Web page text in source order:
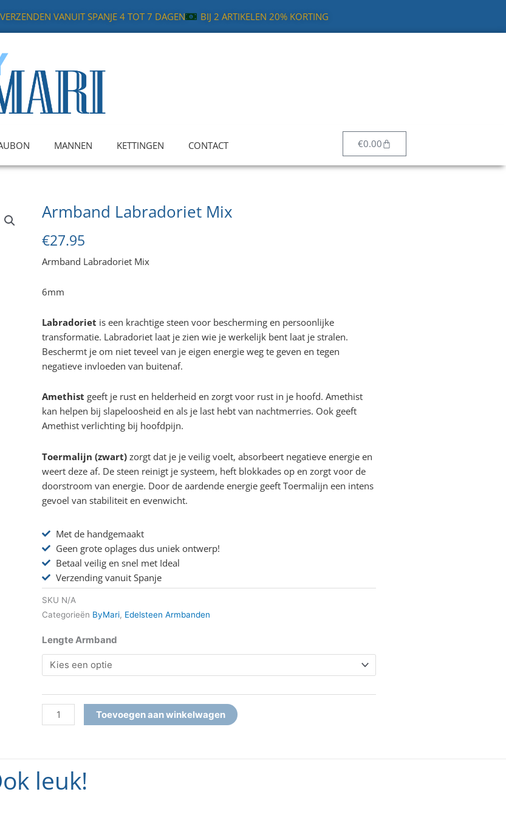
VERZENDEN VANUIT SPANJE 4 TOT 7 DAGEN BIJ 2 ARTIKELEN 20% KORTING
MANNEN KETTINGEN CONTACT €0.00Winkelwagen
Armband Labradoriet Mix
€27.95
Armband Labradoriet Mix
6mm
Labradoriet is een krachtige steen voor bescherming en persoonlijke
transformatie. Labradoriet laat je zien wie je werkelijk bent laat je stralen.
Beschermt je om niet teveel van je eigen energie weg te geven en tegen
negatieve invloeden van buitenaf.
Amethist geeft je rust en helderheid en zorgt voor rust in je hoofd. Amethist
kan helpen bij slapeloosheid en als je last hebt van nachtmerries. Ook geeft
Amethist verlichting bij hoofdpijn.
Toermalijn (zwart) zorgt dat je je veilig voelt, absorbeert negatieve energie en
weert deze af. De steen reinigt je systeem, heft blokkades op en zorgt voor de
doorstroom van energie. Door de aardende energie geeft Toermalijn een intens
gevoel van stabiliteit en evenwicht.
Met de handgemaakt
Geen grote oplages dus uniek ontwerp!
Betaal veilig en snel met Ideal
Verzending vanuit Spanje
SKU N/A
Categorieën ByMari, Edelsteen Armbanden
Lengte Armband
Armband
Labradoriet
Mix
Toevoegen aan winkelwagen
leuk!